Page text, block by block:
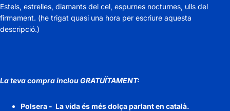
Estels, estrelles, diamants del cel, espurnes nocturnes, ulls del
firmament. (he trigat quasi una hora per escriure aquesta
descripció.)
La teva comprainclouGRATUÏTAMENT:
Polsera - La vida és més dolça parlant en català.